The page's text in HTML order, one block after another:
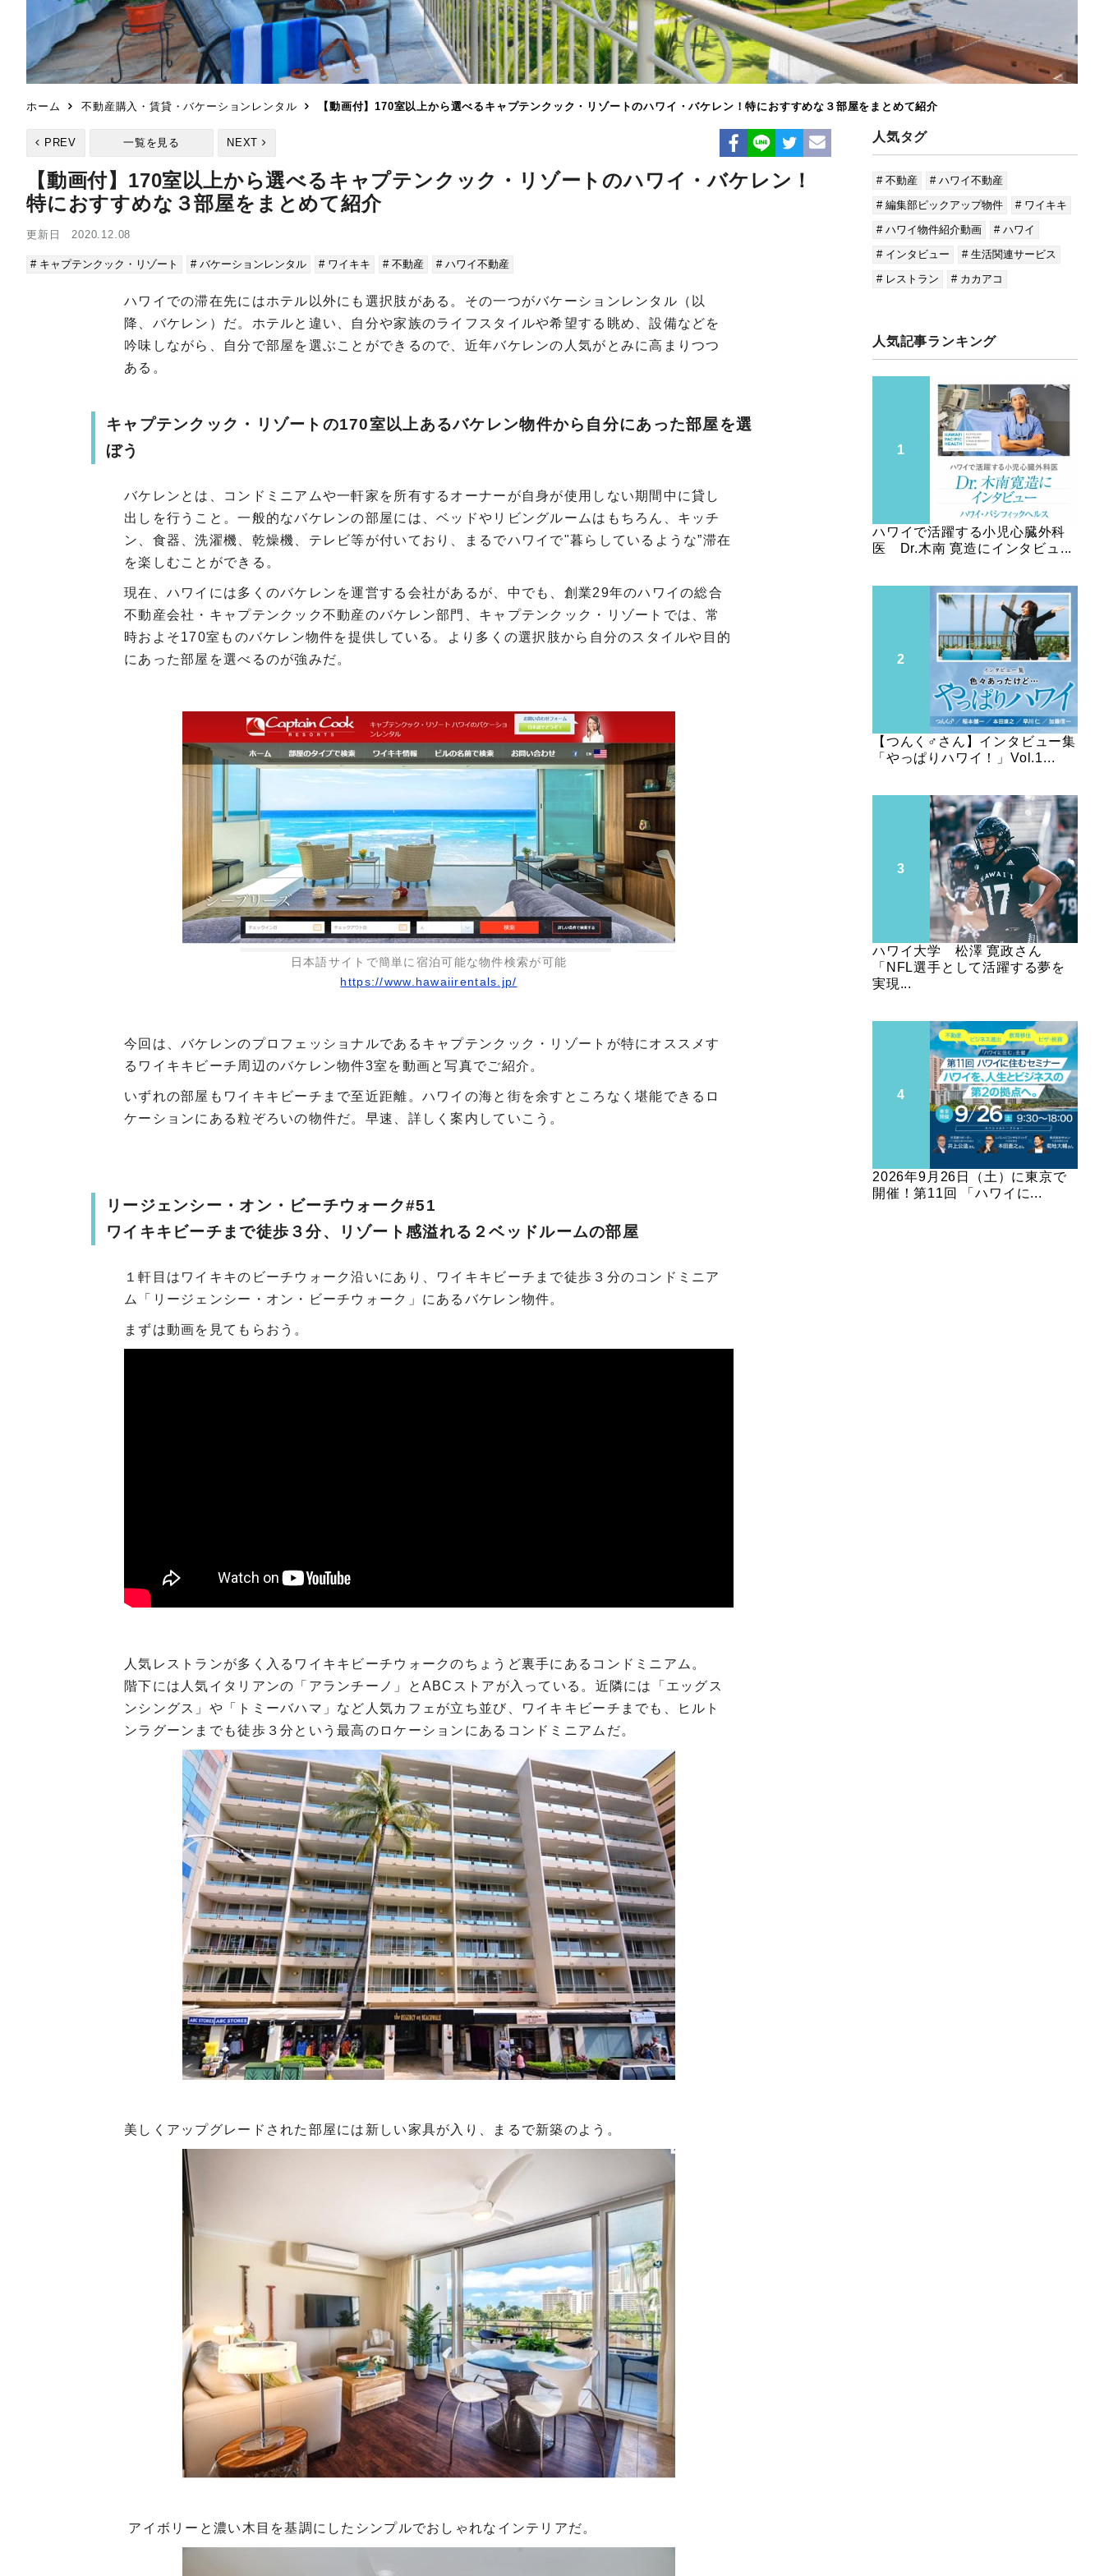
ホーム 不動産購入・賃貸・バケーションレンタル 【動画付】170室以上から選べるキャプテンクック・リゾートのハワイ・バケレン！特におすすめな３部屋をまとめて紹介
PREV 一覧を見る NEXT
【動画付】170室以上から選べるキャプテンクック・リゾートのハワイ・バケレン！
特におすすめな３部屋をまとめて紹介
更新日 2020.12.08
# キャプテンクック・リゾート # バケーションレンタル # ワイキキ # 不動産 # ハワイ不動産
ハワイでの滞在先にはホテル以外にも選択肢がある。その一つがバケーションレンタル（以
降、バケレン）だ。ホテルと違い、自分や家族のライフスタイルや希望する眺め、設備などを
吟味しながら、自分で部屋を選ぶことができるので、近年バケレンの人気がとみに高まりつつ
ある。
キャプテンクック・リゾートの170室以上あるバケレン物件から自分にあった部屋を選
ぼう
バケレンとは、コンドミニアムや一軒家を所有するオーナーが自身が使用しない期間中に貸し
出しを行うこと。一般的なバケレンの部屋には、ベッドやリビングルームはもちろん、キッチ
ン、食器、洗濯機、乾燥機、テレビ等が付いており、まるでハワイで"暮らしているような”滞在
を楽しむことができる。
現在、ハワイには多くのバケレンを運営する会社があるが、中でも、創業29年のハワイの総合
不動産会社・キャプテンクック不動産のバケレン部門、キャプテンクック・リゾートでは、常
時およそ170室ものバケレン物件を提供している。より多くの選択肢から自分のスタイルや目的
にあった部屋を選べるのが強みだ。
日本語サイトで簡単に宿泊可能な物件検索が可能
https://www.hawaiirentals.jp/
今回は、バケレンのプロフェッショナルであるキャプテンクック・リゾートが特にオススメす
るワイキキビーチ周辺のバケレン物件3室を動画と写真でご紹介。
いずれの部屋もワイキキビーチまで至近距離。ハワイの海と街を余すところなく堪能できるロ
ケーションにある粒ぞろいの物件だ。早速、詳しく案内していこう。
リージェンシー・オン・ビーチウォーク#51
ワイキキビーチまで徒歩３分、リゾート感溢れる２ベッドルームの部屋
１軒目はワイキキのビーチウォーク沿いにあり、ワイキキビーチまで徒歩３分のコンドミニア
ム「リージェンシー・オン・ビーチウォーク」にあるバケレン物件。
まずは動画を見てもらおう。
人気レストランが多く入るワイキキビーチウォークのちょうど裏手にあるコンドミニアム。
階下には人気イタリアンの「アランチーノ」とABCストアが入っている。近隣には「エッグス
ンシングス」や「トミーバハマ」など人気カフェが立ち並び、ワイキキビーチまでも、ヒルト
ンラグーンまでも徒歩３分という最高のロケーションにあるコンドミニアムだ。
美しくアップグレードされた部屋には新しい家具が入り、まるで新築のよう。
アイボリーと濃い木目を基調にしたシンプルでおしゃれなインテリアだ。
人気タグ
# 不動産
# ハワイ不動産
# 編集部ピックアップ物件
# ワイキキ
# ハワイ物件紹介動画
# ハワイ
# インタビュー
# 生活関連サービス
# レストラン
# カカアコ
人気記事ランキング
ハワイで活躍する小児心臓外科
医 Dr.木南 寛造にインタビュ...
【つんく♂さん】インタビュー集
「やっぱりハワイ！」Vol.1...
ハワイ大学 松澤 寛政さん
「NFL選手として活躍する夢を
実現...
2026年9月26日（土）に東京で
開催！第11回 「ハワイに...